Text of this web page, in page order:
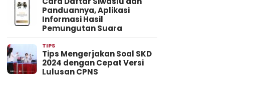
Panduannya, Aplikasi
Informasi Hasil
Pemungutan Suara
TIPS
Tips Mengerjakan Soal SKD
2024 dengan Cepat Versi
Lulusan CPNS